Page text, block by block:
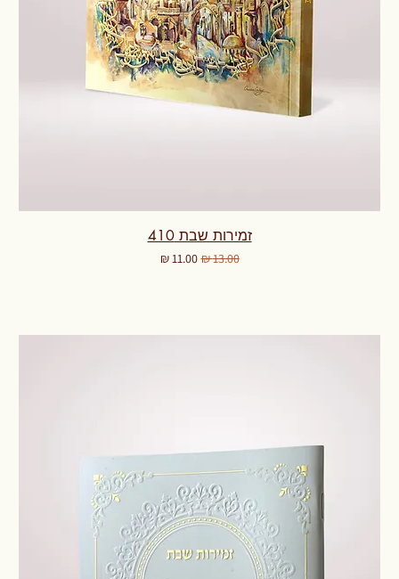
זמירות שבת 410
מחיר רגיל‏13.00 ‏₪ מחיר מבצע‏11.00 ‏₪